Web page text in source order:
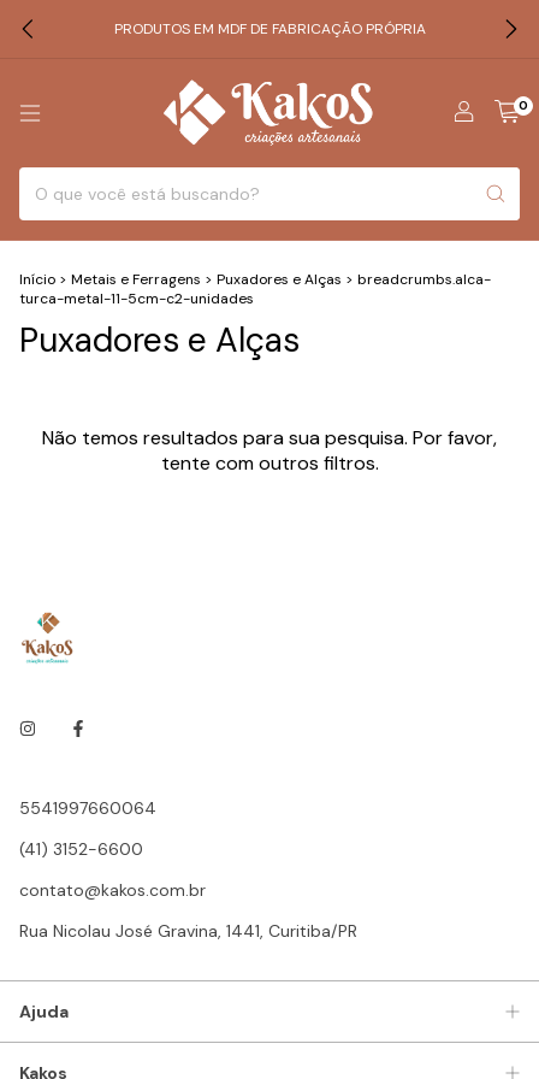
PRODUTOS EM MDF DE FABRICAÇÃO PRÓPRIA
0
Início > Metais e Ferragens > Puxadores e Alças > breadcrumbs.alca-
turca-metal-11-5cm-c2-unidades
Puxadores e Alças
Não temos resultados para sua pesquisa. Por favor,
tente com outros filtros.
5541997660064
(41) 3152-6600
contato@kakos.com.br
Rua Nicolau José Gravina, 1441, Curitiba/PR
Ajuda
Kakos